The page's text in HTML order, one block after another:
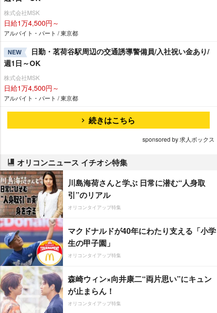
株式会社MSK
日給1万4,500円～
アルバイト・パート / 東京都
NEW
日勤・茗荷谷駅周辺の交通誘導警備員/入社祝い金あり/
週1日～OK
株式会社MSK
日給1万4,500円～
アルバイト・パート / 東京都
続きはこちら
sponsored by 求人ボックス
オリコンニュース イチオシ特集
川島海荷さんと学ぶ 日常に潜む“人身取
引”のリアル
オリコンタイアップ特集
マクドナルドが40年にわたり支える「小学
生の甲子園」
オリコンタイアップ特集
森崎ウィン×向井康二“両片思い”にキュン
が止まらん！
オリコンタイアップ特集